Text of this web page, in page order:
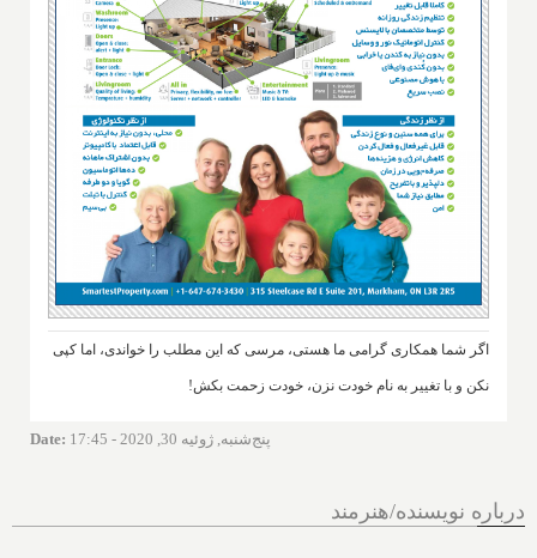
اگر شما همکاری گرامی ما هستی، مرسی که این مطلب را خواندی، اما کپی
نکن و با تغییر به نام خودت نزن، خودت زحمت بکش!
Date: پنج‌شنبه, ژوئیه 30, 2020 - 17:45
درباره نویسنده/هنرمند